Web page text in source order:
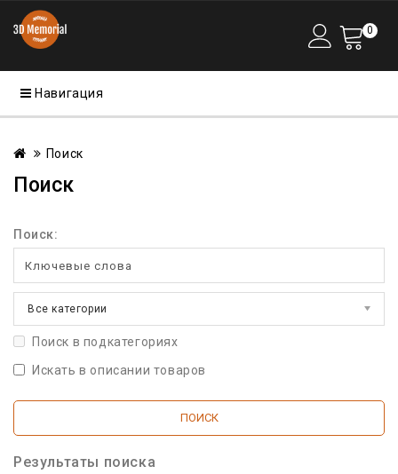
0
Навигация
Поиск
Поиск
Поиск:
Все категории
Поиск в подкатегориях
Искать в описании товаров
Результаты поиска